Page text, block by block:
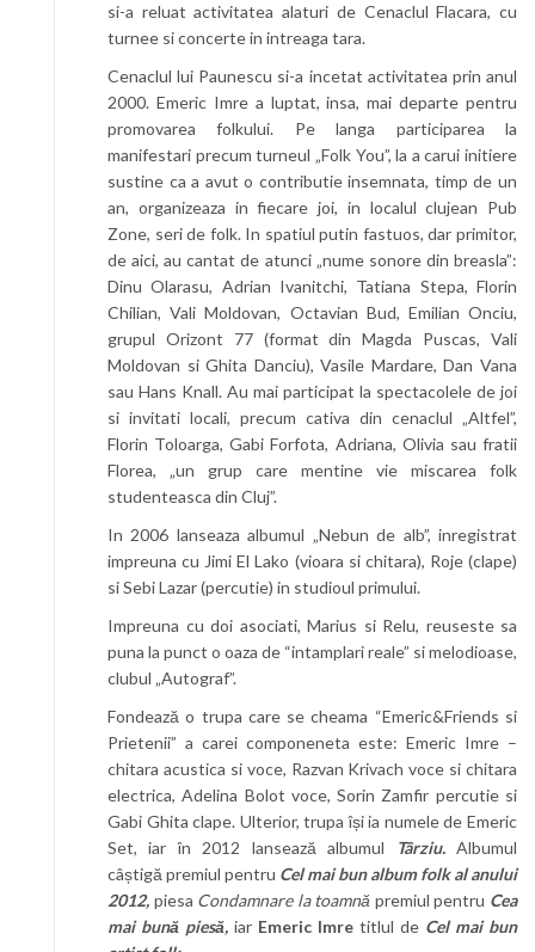
si-a reluat activitatea alaturi de Cenaclul Flacara, cu
turnee si concerte in intreaga tara.
Cenaclul lui Paunescu si-a incetat activitatea prin anul
2000. Emeric Imre a luptat, insa, mai departe pentru
promovarea folkului. Pe langa participarea la
manifestari precum turneul „Folk You”, la a carui initiere
sustine ca a avut o contributie insemnata, timp de un
an, organizeaza in fiecare joi, in localul clujean Pub
Zone, seri de folk. In spatiul putin fastuos, dar primitor,
de aici, au cantat de atunci „nume sonore din breasla”:
Dinu Olarasu, Adrian Ivanitchi, Tatiana Stepa, Florin
Chilian, Vali Moldovan, Octavian Bud, Emilian Onciu,
grupul Orizont 77 (format din Magda Puscas, Vali
Moldovan si Ghita Danciu), Vasile Mardare, Dan Vana
sau Hans Knall. Au mai participat la spectacolele de joi
si invitati locali, precum cativa din cenaclul „Altfel”,
Florin Toloarga, Gabi Forfota, Adriana, Olivia sau fratii
Florea, „un grup care mentine vie miscarea folk
studenteasca din Cluj”.
In 2006 lanseaza albumul „Nebun de alb”, inregistrat
impreuna cu Jimi El Lako (vioara si chitara), Roje (clape)
si Sebi Lazar (percutie) in studioul primului.
Impreuna cu doi asociati, Marius si Relu, reuseste sa
puna la punct o oaza de “intamplari reale” si melodioase,
clubul „Autograf”.
Fondează o trupa care se cheama “Emeric&Friends si
Prietenii” a carei componeneta este: Emeric Imre –
chitara acustica si voce, Razvan Krivach voce si chitara
electrica, Adelina Bolot voce, Sorin Zamfir percutie si
Gabi Ghita clape. Ulterior, trupa își ia numele de Emeric
Set, iar în 2012 lansează albumul
Târziu.Albumul
câștigă premiul pentru Cel mai bun album folk al anului
2012, piesa Condamnare la toamnă premiul pentru Cea
mai bună piesă, iar Emeric Imre titlul de Cel mai bun